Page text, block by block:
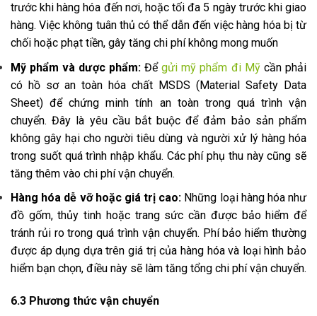
trước khi hàng hóa đến nơi, hoặc tối đa 5 ngày trước khi giao
hàng. Việc không tuân thủ có thể dẫn đến việc hàng hóa bị từ
chối hoặc phạt tiền, gây tăng chi phí không mong muốn
Mỹ phẩm và dược phẩm:Đểgửi mỹ phẩm đi Mỹcần phải
có hồ sơ an toàn hóa chất MSDS (Material Safety Data
Sheet) để chứng minh tính an toàn trong quá trình vận
chuyển. Đây là yêu cầu bắt buộc để đảm bảo sản phẩm
không gây hại cho người tiêu dùng và người xử lý hàng hóa
trong suốt quá trình nhập khẩu. Các phí phụ thu này cũng sẽ
tăng thêm vào chi phí vận chuyển​.
Hàng hóa dễ vỡ hoặc giá trị cao: Những loại hàng hóa như
đồ gốm, thủy tinh hoặc trang sức cần được bảo hiểm để
tránh rủi ro trong quá trình vận chuyển. Phí bảo hiểm thường
được áp dụng dựa trên giá trị của hàng hóa và loại hình bảo
hiểm bạn chọn, điều này sẽ làm tăng tổng chi phí vận chuyển​.
6.3 Phương thức vận chuyển